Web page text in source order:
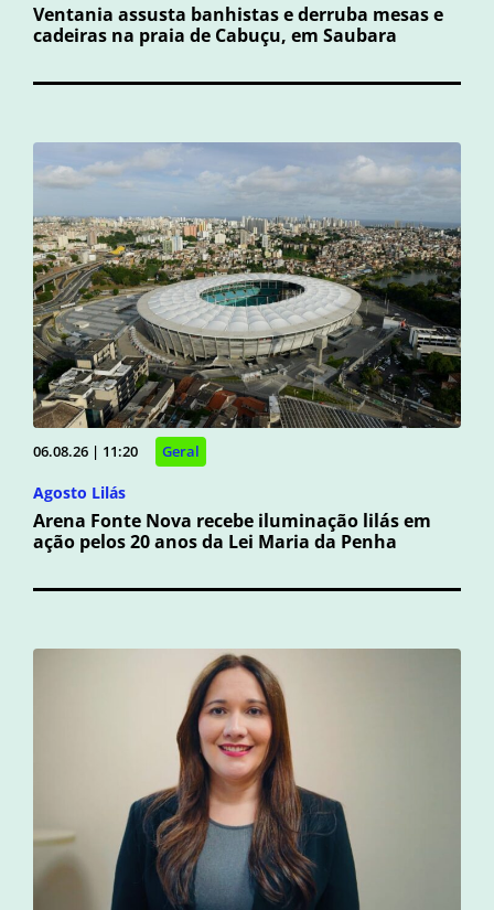
Ventania assusta banhistas e derruba mesas e
cadeiras na praia de Cabuçu, em Saubara
06.08.26 | 11:20 Geral
Agosto Lilás
Arena Fonte Nova recebe iluminação lilás em
ação pelos 20 anos da Lei Maria da Penha